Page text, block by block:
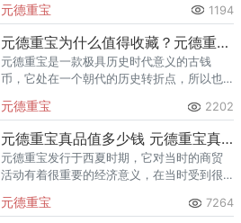
多，因此数量罕见。
元德重宝 1194
元德重宝为什么值得收藏？元德重宝价值都有哪些？
元德重宝是一款极具历史时代意义的古钱
币，它处在一个朝代的历史转折点，所以也
多，因此数量罕见。
元德重宝 2202
元德重宝真品值多少钱 元德重宝真品收藏价值高吗
元德重宝发行于西夏时期，它对当时的商贸
活动有着很重要的经济意义，在当时受到很
场价格是很高的。元德重宝当时的发行量也
元德重宝 7264